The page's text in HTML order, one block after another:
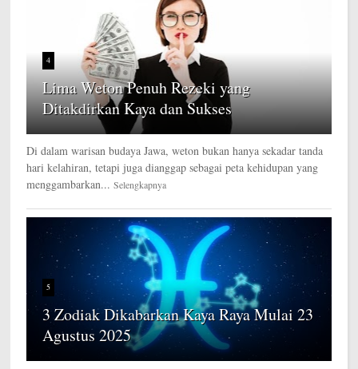
4
Lima Weton Penuh Rezeki yang
Ditakdirkan Kaya dan Sukses
Di dalam warisan budaya Jawa, weton bukan hanya sekadar tanda
hari kelahiran, tetapi juga dianggap sebagai peta kehidupan yang
menggambarkan... Selengkapnya
5
3 Zodiak Dikabarkan Kaya Raya Mulai 23
Agustus 2025